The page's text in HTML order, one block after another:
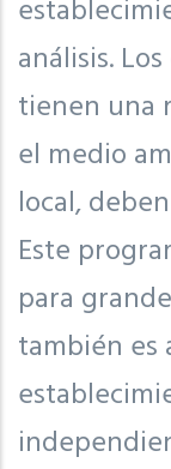
análisis.
tienen una
el medio
local,
Este
para
también es